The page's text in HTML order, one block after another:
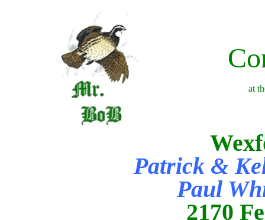
at
Patrick &
Paul
2170